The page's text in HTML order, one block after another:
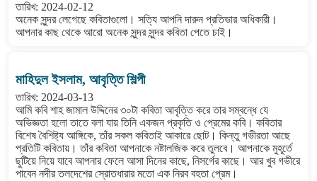
তারিখ: 2024-02-12
অনেক সুন্দর লেগেছে কবিতাগুলো। সত্যি আপনি দারুন প্রতিভার অধিকারী।
আপনার কাছ থেকে আরো অনেক সুন্দর সুন্দর কবিতা পেতে চাই।
মাহিদুল ইসলাম, আবৃত্তি শিল্পী
তারিখ: 2024-03-13
আমি কবি শাহ জামাল উদ্দিনের ৩০টা কবিতা আবৃত্তি করে তার সম্বন্ধে যে
অভিজ্ঞতা হলো তাতে বলা যায় তিনি একজন প্রকৃতি ও প্রেমের কবি। কবিতার
বিশেষ বৈশিষ্ট্য আঙ্গিকে, তাঁর সকল কবিতাই আকারে ছোট। কিন্তু গভীরতা আছে
প্রতিটি কবিতায়। তাঁর কবিতা আপনাকে নষ্টালজিক করে তুলবে। আপনাকে মুহূর্তে
ছুটিয়ে নিয়ে যাবে আপনার ফেলে আসা দিনের কাছে, নিসর্গের কাছে। আর খুব গভীরে
পাবেন নদীর তলদেশের স্রোতধারার মতো এক নিরব বহতা প্রেম।